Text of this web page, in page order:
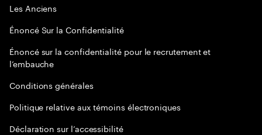
Les Anciens
Énoncé Sur la Confidentialité
Énoncé sur la confidentialité pour le recrutement et
l’embauche
Conditions générales
Politique relative aux témoins électroniques
Déclaration sur l’accessibilité